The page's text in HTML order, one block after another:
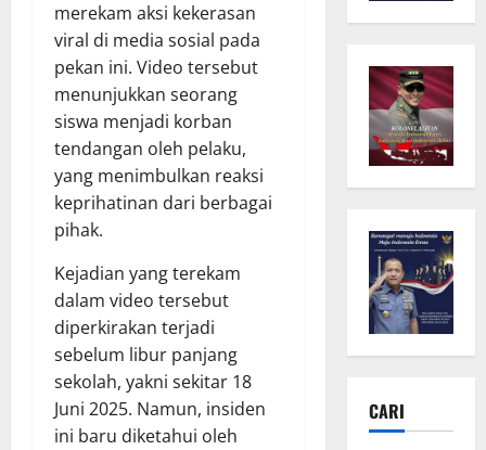
merekam aksi kekerasan
viral di media sosial pada
pekan ini. Video tersebut
menunjukkan seorang
siswa menjadi korban
tendangan oleh pelaku,
yang menimbulkan reaksi
keprihatinan dari berbagai
pihak.
Kejadian yang terekam
dalam video tersebut
diperkirakan terjadi
sebelum libur panjang
sekolah, yakni sekitar 18
Juni 2025. Namun, insiden
ini baru diketahui oleh
CARI